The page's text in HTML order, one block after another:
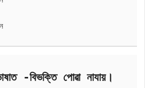
-বিভক্তি পোৱা নাযায়।